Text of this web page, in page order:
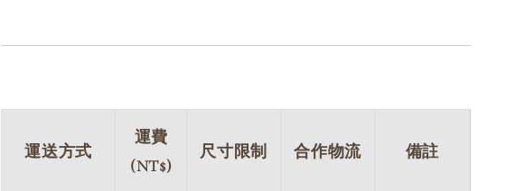
運送方式
運費
(NT$)
尺寸限制 合作物流 備註